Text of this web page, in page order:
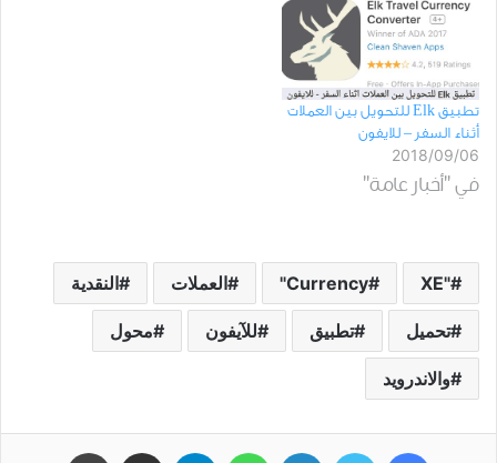
تطبيق Elk للتحويل بين العملات
أثناء السفر – للايفون
2018/09/06
في "أخبار عامة"
"XE
Currency" العملات النقدية
تحميل تطبيق للآيفون محول
والاندرويد
فيسبوك تويتر لينكدإن واتساب تيلقرام مشاركة عبر البريد